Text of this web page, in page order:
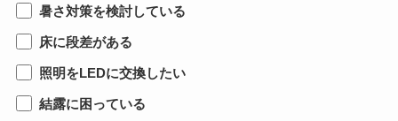
暑さ対策を検討している
床に段差がある
照明をLEDに交換したい
結露に困っている